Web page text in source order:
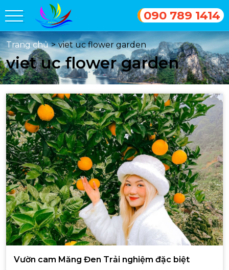
090 789 1414
Trang chủ > viet uc flower garden
viet uc flower garden
Vườn cam Măng Đen Trải nghiệm đặc biệt